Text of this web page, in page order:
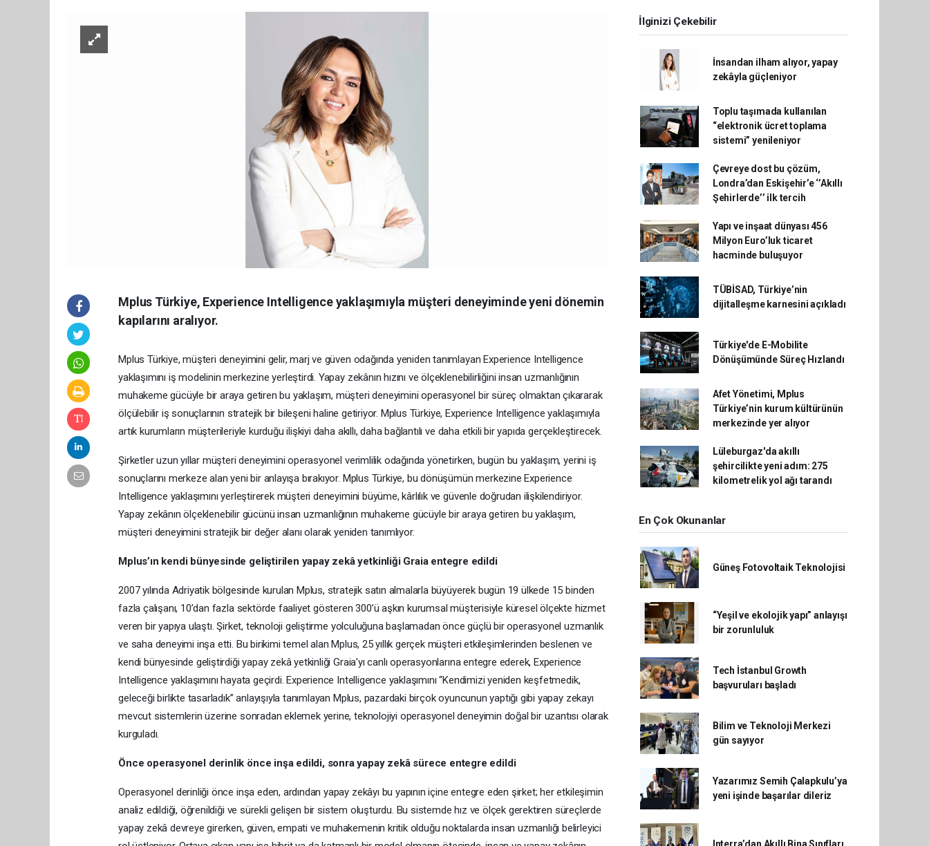
Mplus Türkiye, Experience Intelligence yaklaşımıyla müşteri deneyiminde yeni dönemin
kapılarını aralıyor.
Mplus Türkiye, müşteri deneyimini gelir, marj ve güven odağında yeniden tanımlayan Experience Intelligence
yaklaşımını iş modelinin merkezine yerleştirdi. Yapay zekânın hızını ve ölçeklenebilirliğini insan uzmanlığının
muhakeme gücüyle bir araya getiren bu yaklaşım, müşteri deneyimini operasyonel bir süreç olmaktan çıkararak
ölçülebilir iş sonuçlarının stratejik bir bileşeni haline getiriyor. Mplus Türkiye, Experience Intelligence yaklaşımıyla
artık kurumların müşterileriyle kurduğu ilişkiyi daha akıllı, daha bağlantılı ve daha etkili bir yapıda gerçekleştirecek.
Şirketler uzun yıllar müşteri deneyimini operasyonel verimlilik odağında yönetirken, bugün bu yaklaşım, yerini iş
sonuçlarını merkeze alan yeni bir anlayışa bırakıyor. Mplus Türkiye, bu dönüşümün merkezine Experience
Intelligence yaklaşımını yerleştirerek müşteri deneyimini büyüme, kârlılık ve güvenle doğrudan ilişkilendiriyor.
Yapay zekânın ölçeklenebilir gücünü insan uzmanlığının muhakeme gücüyle bir araya getiren bu yaklaşım,
müşteri deneyimini stratejik bir değer alanı olarak yeniden tanımlıyor.
Mplus’ın kendi bünyesinde geliştirilen yapay zekâ yetkinliği Graia entegre edildi
2007 yılında Adriyatik bölgesinde kurulan Mplus, stratejik satın almalarla büyüyerek bugün 19 ülkede 15 binden
fazla çalışanı, 10’dan fazla sektörde faaliyet gösteren 300’ü aşkın kurumsal müşterisiyle küresel ölçekte hizmet
veren bir yapıya ulaştı. Şirket, teknoloji geliştirme yolculuğuna başlamadan önce güçlü bir operasyonel uzmanlık
ve saha deneyimi inşa etti. Bu birikimi temel alan Mplus, 25 yıllık gerçek müşteri etkileşimlerinden beslenen ve
kendi bünyesinde geliştirdiği yapay zekâ yetkinliği Graia'yı canlı operasyonlarına entegre ederek, Experience
Intelligence yaklaşımını hayata geçirdi. Experience Intelligence yaklaşımını “Kendimizi yeniden keşfetmedik,
geleceği birlikte tasarladık” anlayışıyla tanımlayan Mplus, pazardaki birçok oyuncunun yaptığı gibi yapay zekayı
mevcut sistemlerin üzerine sonradan eklemek yerine, teknolojiyi operasyonel deneyimin doğal bir uzantısı olarak
kurguladı.
Önce operasyonel derinlik önce inşa edildi, sonra yapay zekâ sürece entegre edildi
Operasyonel derinliği önce inşa eden, ardından yapay zekâyı bu yapının içine entegre eden şirket; her etkileşimin
analiz edildiği, öğrenildiği ve sürekli gelişen bir sistem oluşturdu. Bu sistemde hız ve ölçek gerektiren süreçlerde
yapay zekâ devreye girerken, güven, empati ve muhakemenin kritik olduğu noktalarda insan uzmanlığı belirleyici
İlginizi Çekebilir
İnsandan ilham alıyor, yapay
zekâyla güçleniyor
Toplu taşımada kullanılan
“elektronik ücret toplama
sistemi” yenileniyor
Çevreye dost bu çözüm,
Londra’dan Eskişehir’e ‘’Akıllı
Şehirlerde’’ ilk tercih
Yapı ve inşaat dünyası 456
Milyon Euro’luk ticaret
hacminde buluşuyor
TÜBİSAD, Türkiye’nin
dijitalleşme karnesini açıkladı
Türkiye'de E-Mobilite
Dönüşümünde Süreç Hızlandı
Afet Yönetimi, Mplus
Türkiye’nin kurum kültürünün
merkezinde yer alıyor
Lüleburgaz'da akıllı
şehircilikte yeni adım: 275
kilometrelik yol ağı tarandı
En Çok Okunanlar
Güneş Fotovoltaik Teknolojisi
“Yeşil ve ekolojik yapı” anlayışı
bir zorunluluk
Tech İstanbul Growth
başvuruları başladı
Bilim ve Teknoloji Merkezi
gün sayıyor
Yazarımız Semih Çalapkulu’ya
yeni işinde başarılar dileriz
Interra’dan Akıllı Bina Sınıfları